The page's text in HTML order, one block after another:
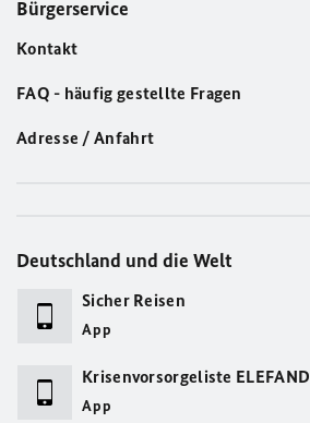
Bürgerservice
Kontakt
FAQ - häufig gestellte Fragen
Adresse / Anfahrt
Deutschland und die Welt
Sicher Reisen
App
Krisenvorsorgeliste ELEFAND
App